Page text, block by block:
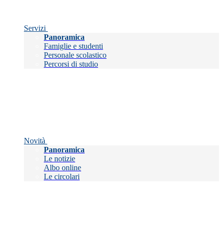
Servizi
Panoramica
Famiglie e studenti
Personale scolastico
Percorsi di studio
Novità
Panoramica
Le notizie
Albo online
Le circolari